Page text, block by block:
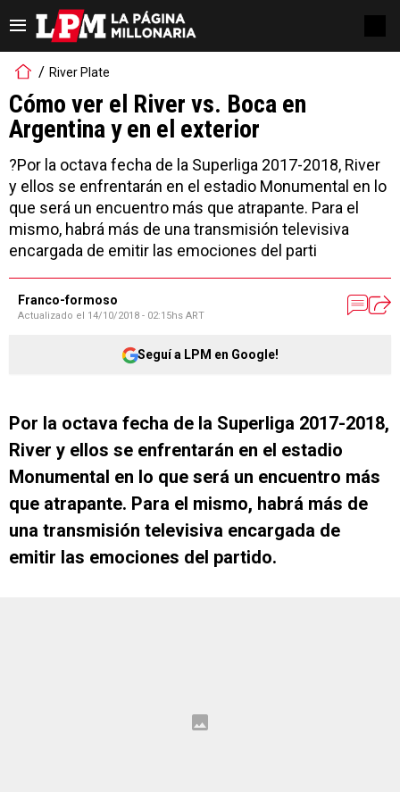
River Plate
Cómo ver el River vs. Boca en
Argentina y en el exterior
?Por la octava fecha de la Superliga 2017-2018, River
y ellos se enfrentarán en el estadio Monumental en lo
que será un encuentro más que atrapante. Para el
mismo, habrá más de una transmisión televisiva
encargada de emitir las emociones del parti
Franco-formoso
Actualizado el 14/10/2018 - 02:15hs ART
Seguí a LPM en Google!
Por la octava fecha de la Superliga 2017-2018,
River y ellos se enfrentarán en el estadio
Monumental en lo que será un encuentro más
que atrapante. Para el mismo, habrá más de
una transmisión televisiva encargada de
emitir las emociones del partido.